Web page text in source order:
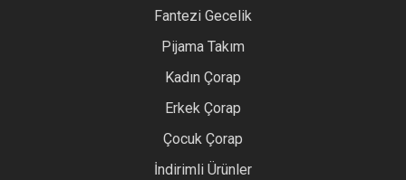
Fantezi Gecelik
Pijama Takım
Kadın Çorap
Erkek Çorap
Çocuk Çorap
İndirimli Ürünler